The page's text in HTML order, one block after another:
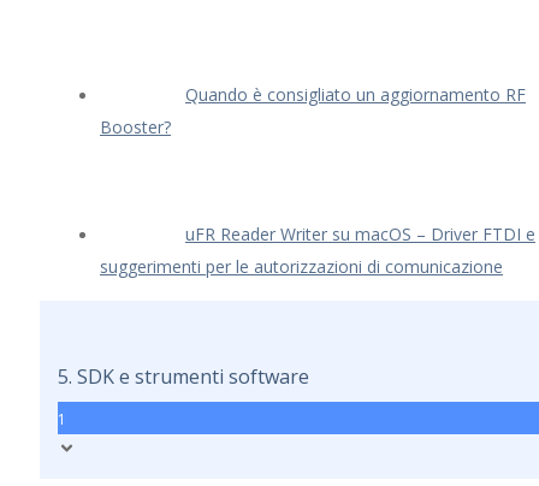
Quando è consigliato un aggiornamento RF
Booster?
uFR Reader Writer su macOS – Driver FTDI e
suggerimenti per le autorizzazioni di comunicazione
5. SDK e strumenti software
1